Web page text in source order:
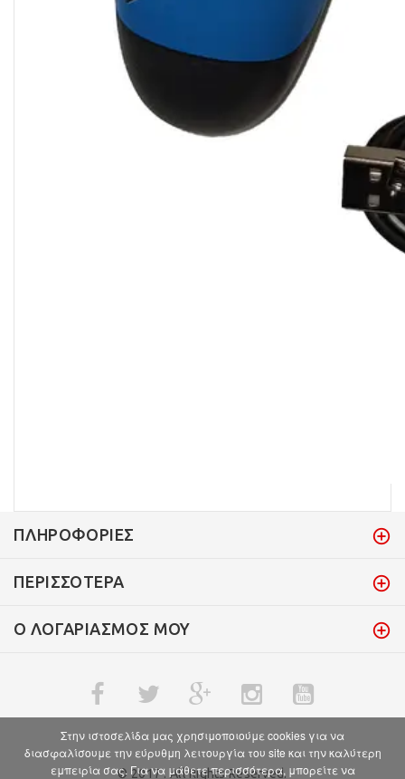
ΠΛΗΡΟΦΟΡΊΕΣ
ΠΕΡΙΣΣΌΤΕΡΑ
Ο ΛΟΓΑΡΙΑΣΜΌΣ ΜΟΥ
© 2017 . All Rights Reserved.
Στην ιστοσελίδα μας χρησιμοποιούμε cookies για να
διασφαλίσουμε την εύρυθμη λειτουργία του site και την καλύτερη
εμπειρία σας. Για να μάθετε περισσότερα, μπορείτε να